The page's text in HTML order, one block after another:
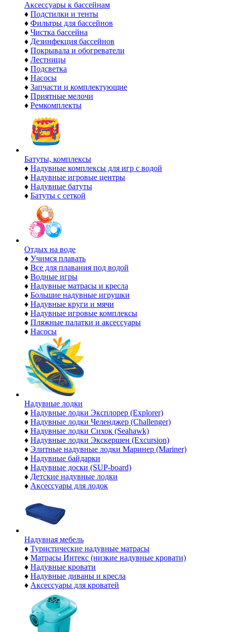
Аксессуары к бассейнам
♦ Подстилки и тенты
♦ Фильтры для бассейнов
♦ Чистка бассейна
♦ Дезинфекция бассейнов
♦ Покрывала и обогреватели
♦ Лестницы
♦ Подсветка
♦ Насосы
♦ Запчасти и комплектующие
♦ Приятные мелочи
♦ Ремкомплекты
Батуты, комплексы
♦ Надувные комплексы для игр с водой
♦ Надувные игровые центры
♦ Надувные батуты
♦ Батуты с сеткой
Отдых на воде
♦ Учимся плавать
♦ Все для плавания под водой
♦ Водные игры
♦ Надувные матрасы и кресла
♦ Большие надувные игрушки
♦ Надувные круги и мячи
♦ Надувные игровые комплексы
♦ Пляжные палатки и аксессуары
♦ Насосы
Надувные лодки
♦ Надувные лодки Эксплорер (Explorer)
♦ Надувные лодки Челенджер (Challenger)
♦ Надувные лодки Сихок (Seahawk)
♦ Надувные лодки Экскершен (Excursion)
♦ Элитные надувные лодки Маринер (Mariner)
♦ Надувные байдарки
♦ Надувные доски (SUP-board)
♦ Детские надувные лодки
♦ Аксессуары для лодок
Надувная мебель
♦ Туристические надувные матрасы
♦ Матрасы Интекс (низкие надувные кровати)
♦ Надувные кровати
♦ Надувные диваны и кресла
♦ Аксессуары для кроватей